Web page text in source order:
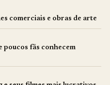
comerciais e obras de arte
poucos fãs conhecem